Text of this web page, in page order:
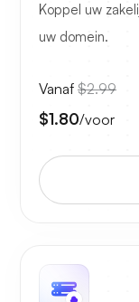
Koppel uw
uw domein.
Vanaf $2.99
$1.80/voor